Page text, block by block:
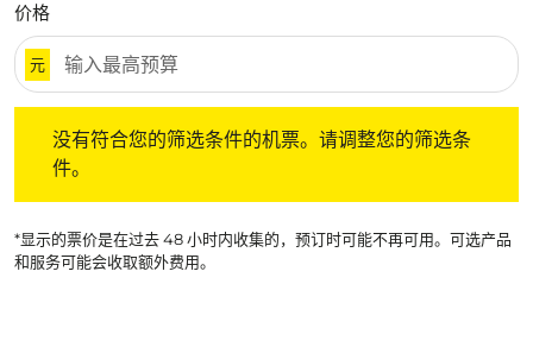
价格
元
没有符合您的筛选条件的机票。请调整您的筛选条
件。
*显示的票价是在过去 48 小时内收集的，预订时可能不再可用。可选产品
和服务可能会收取额外费用。